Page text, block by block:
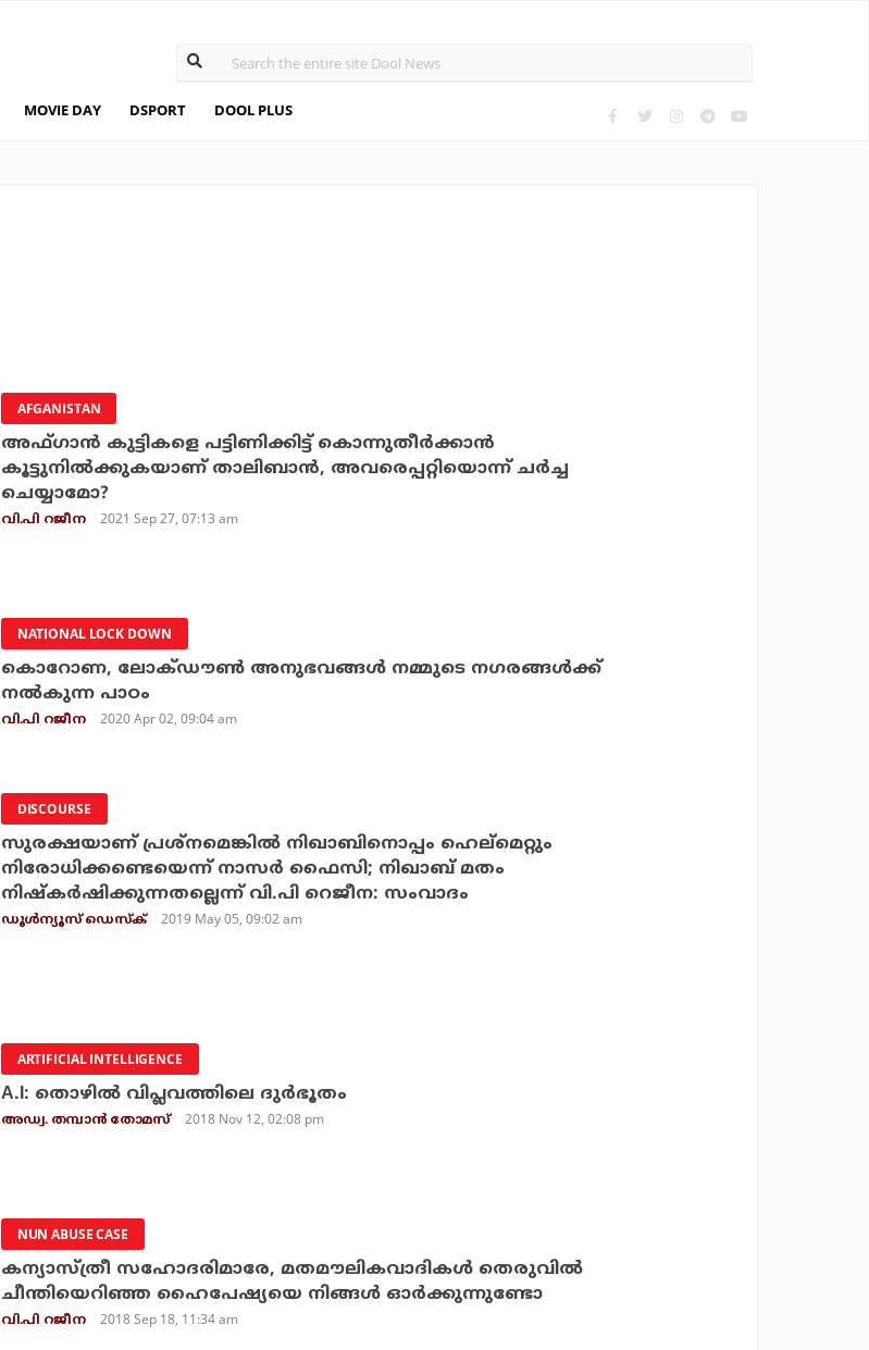
MOVIE DAY DSPORT DOOL PLUS
AFGANISTAN
അഫ്ഗാന്‍ കുട്ടികളെ പട്ടിണിക്കിട്ട് കൊന്നുതീര്‍ക്കാന്‍
കൂട്ടുനില്‍ക്കുകയാണ് താലിബാന്‍, അവരെപ്പറ്റിയൊന്ന് ചര്‍ച്ച
ചെയ്യാമോ?
വി.പി റജീന 2021 Sep 27, 07:13 am
NATIONAL LOCK DOWN
കൊറോണ, ലോക്ഡൗണ്‍ അനുഭവങ്ങള്‍ നമ്മുടെ നഗരങ്ങള്‍ക്ക്
നല്‍കുന്ന പാഠം
വി.പി റജീന 2020 Apr 02, 09:04 am
DISCOURSE
സുരക്ഷയാണ് പ്രശ്‌നമെങ്കില്‍ നിഖാബിനൊപ്പം ഹെല്‌മെറ്റും
നിരോധിക്കണ്ടെയെന്ന് നാസര്‍ ഫൈസി; നിഖാബ് മതം
നിഷ്‌കര്‍ഷിക്കുന്നതല്ലെന്ന് വി.പി റെജീന: സംവാദം
ഡൂള്‍ന്യൂസ് ഡെസ്‌ക് 2019 May 05, 09:02 am
ARTIFICIAL INTELLIGENCE
A.I: തൊഴില്‍ വിപ്ലവത്തിലെ ദുര്‍ഭൂതം
അഡ്വ. തമ്പാന്‍ തോമസ് 2018 Nov 12, 02:08 pm
NUN ABUSE CASE
കന്യാസ്ത്രീ സഹോദരിമാരേ, മതമൗലികവാദികള്‍ തെരുവില്‍
ചീന്തിയെറിഞ്ഞ ഹൈപേഷ്യയെ നിങ്ങള്‍ ഓര്‍ക്കുന്നുണ്ടോ
വി.പി റജീന 2018 Sep 18, 11:34 am